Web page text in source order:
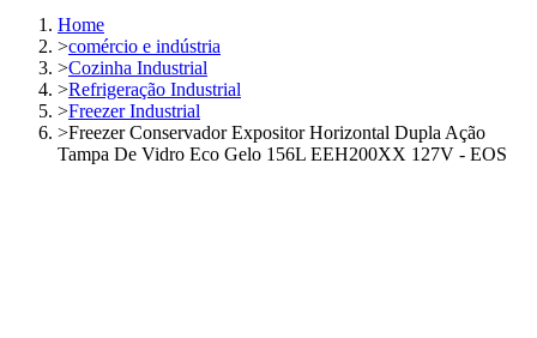
Home
>comércio e indústria
>Cozinha Industrial
>Refrigeração Industrial
>Freezer Industrial
>Freezer Conservador Expositor Horizontal Dupla Ação
Tampa De Vidro Eco Gelo 156L EEH200XX 127V - EOS